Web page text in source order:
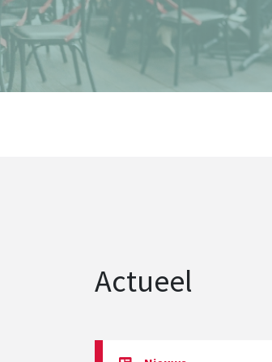
Actueel